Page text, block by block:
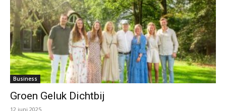
Business
Groen Geluk Dichtbij
12 juni 2025